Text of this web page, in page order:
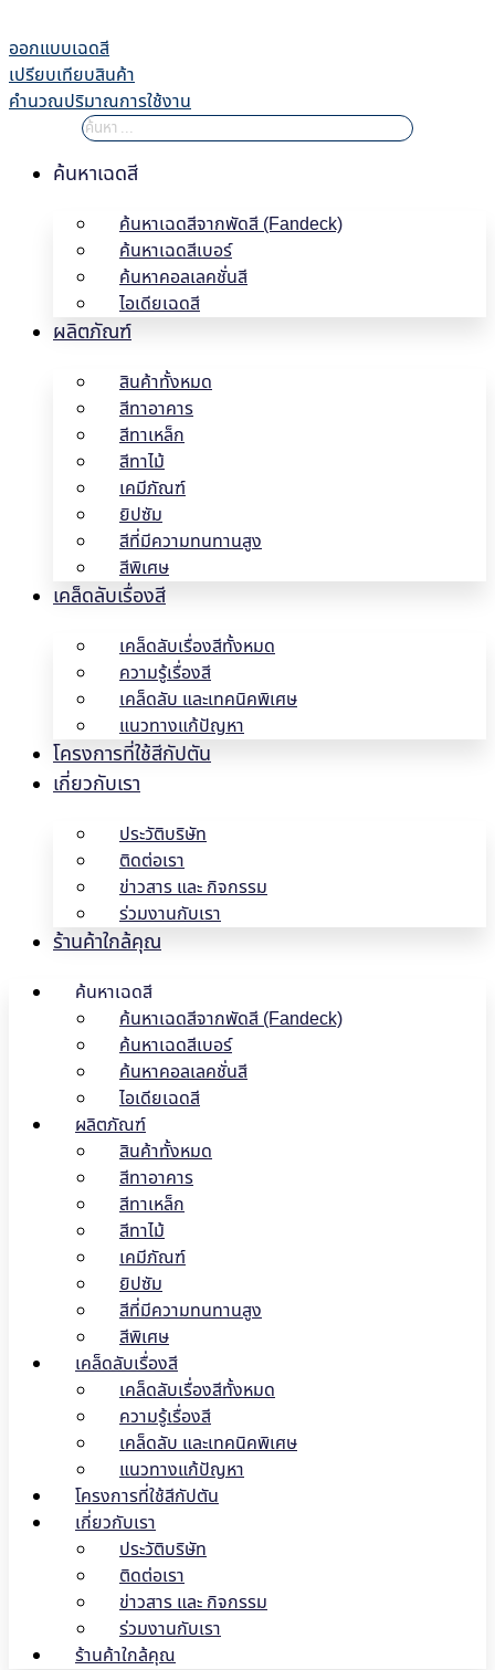
to
content
ออกแบบเฉดสี
เปรียบเทียบสินค้า
คำนวณปริมาณการใช้งาน
ค้นหาเฉดสี
ค้นหาเฉดสีจากพัดสี (Fandeck)
ค้นหาเฉดสีเบอร์
ค้นหาคอลเลคชั่นสี
ไอเดียเฉดสี
ผลิตภัณฑ์
สินค้าทั้งหมด
สีทาอาคาร
สีทาเหล็ก
สีทาไม้
เคมีภัณฑ์
ยิปซัม
สีที่มีความทนทานสูง
สีพิเศษ
เคล็ดลับเรื่องสี
เคล็ดลับเรื่องสีทั้งหมด
ความรู้เรื่องสี
เคล็ดลับ และเทคนิคพิเศษ
แนวทางแก้ปัญหา
โครงการที่ใช้สีกัปตัน
เกี่ยวกับเรา
ประวัติบริษัท
ติดต่อเรา
ข่าวสาร และ กิจกรรม
ร่วมงานกับเรา
ร้านค้าใกล้คุณ
ค้นหาเฉดสี
ค้นหาเฉดสีจากพัดสี (Fandeck)
ค้นหาเฉดสีเบอร์
ค้นหาคอลเลคชั่นสี
ไอเดียเฉดสี
ผลิตภัณฑ์
สินค้าทั้งหมด
สีทาอาคาร
สีทาเหล็ก
สีทาไม้
เคมีภัณฑ์
ยิปซัม
สีที่มีความทนทานสูง
สีพิเศษ
เคล็ดลับเรื่องสี
เคล็ดลับเรื่องสีทั้งหมด
ความรู้เรื่องสี
เคล็ดลับ และเทคนิคพิเศษ
แนวทางแก้ปัญหา
โครงการที่ใช้สีกัปตัน
เกี่ยวกับเรา
ประวัติบริษัท
ติดต่อเรา
ข่าวสาร และ กิจกรรม
ร่วมงานกับเรา
ร้านค้าใกล้คุณ